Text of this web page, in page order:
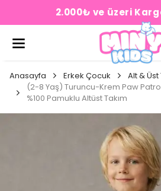
2.000₺ ve üzeri
Anasayfa Erkek Çocuk
Alt & Üst
(2-8 Yaş) Turuncu-Krem Paw
%100 Pamuklu Altüst Takım